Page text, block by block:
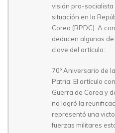
visión pro-socialista
situación en la
Corea (RPDC). A
deducen algunas
clave del artículo:
70º Aniversario de
Patria: El artículo
Guerra de Corea y
no logró la
representó una
fuerzas militares